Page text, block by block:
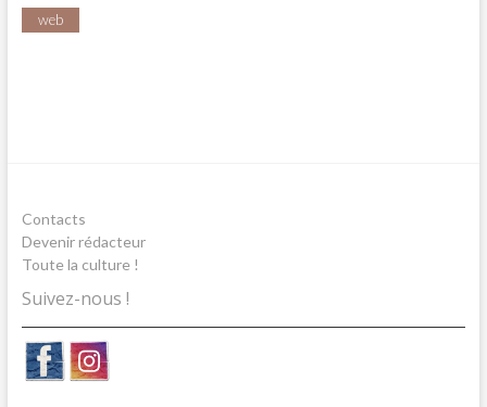
web
Contacts
Devenir rédacteur
Toute la culture !
Suivez-nous !